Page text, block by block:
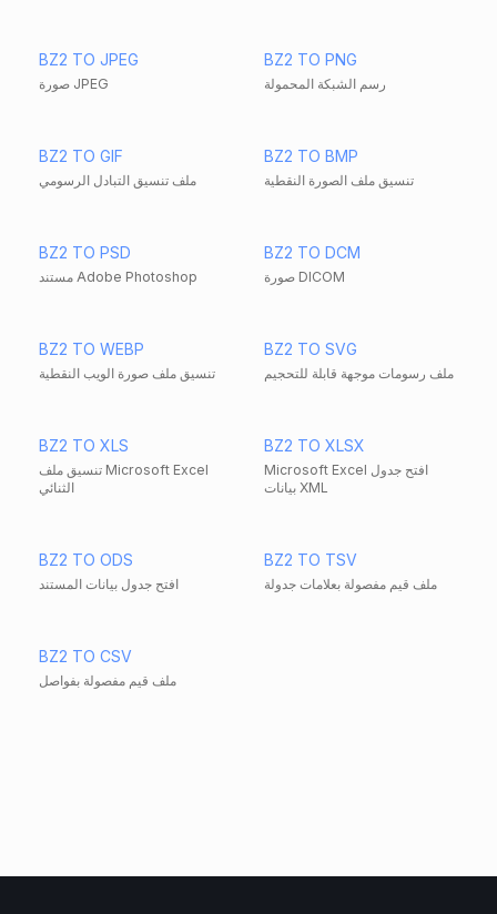
BZ2 TO JPEG
صورة JPEG
BZ2 TO PNG
رسم الشبكة المحمولة
BZ2 TO GIF
ملف تنسيق التبادل الرسومي
BZ2 TO BMP
تنسيق ملف الصورة النقطية
BZ2 TO PSD
مستند Adobe Photoshop
BZ2 TO DCM
صورة DICOM
BZ2 TO WEBP
تنسيق ملف صورة الويب النقطية
BZ2 TO SVG
ملف رسومات موجهة قابلة للتحجيم
BZ2 TO XLS
تنسيق ملف Microsoft Excel
الثنائي
BZ2 TO XLSX
Microsoft Excel افتح جدول
بيانات XML
BZ2 TO ODS
افتح جدول بيانات المستند
BZ2 TO TSV
ملف قيم مفصولة بعلامات جدولة
BZ2 TO CSV
ملف قيم مفصولة بفواصل